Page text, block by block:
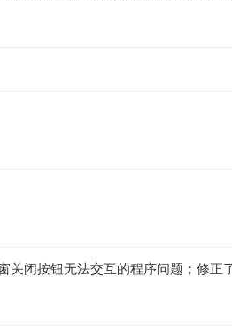
闭按钮无法交互的程序问题；修